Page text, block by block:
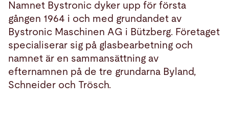
Namnet Bystronic dyker upp för första
gången 1964 i och med grundandet av
Bystronic Maschinen AG i Bützberg. Företaget
specialiserar sig på glasbearbetning och
namnet är en sammansättning av
efternamnen på de tre grundarna Byland,
Schneider och Trösch.